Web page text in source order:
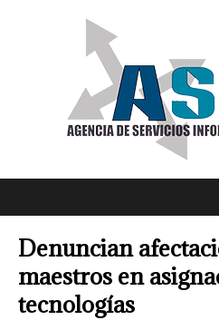
Denuncian
maestros en
tecnologías